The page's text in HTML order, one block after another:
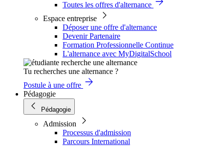
Toutes les offres d'alternance
Espace entreprise
Déposer une offre d'alternance
Devenir Partenaire
Formation Professionnelle Continue
L'alternance avec MyDigitalSchool
Tu recherches une alternance ?
Postule à une offre
Pédagogie
Pédagogie
Admission
Processus d'admission
Parcours International